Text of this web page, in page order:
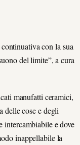
con la sua
del limite”, a cura
manufatti ceramici,
delle cose e degli
intercambiabile e dove
inappellabile la